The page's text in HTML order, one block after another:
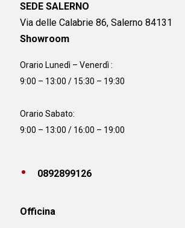
SEDE SALERNO
Via delle Calabrie 86, Salerno 84131
Showroom
Orario Lunedì – Venerdì :
9:00 – 13:00 / 15:30 – 19:30
Orario Sabato:
9:00 – 13:00 / 16:00 – 19:00
0892899126
Officina